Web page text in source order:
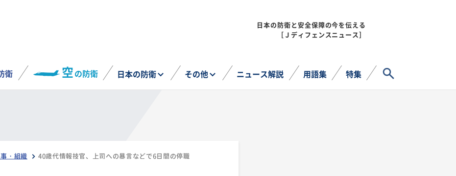
日本の防衛と安全保障の今を伝える
［Ｊディフェンスニュース］
衛 空の防衛 日本の防衛 その他 ニュース解説 用語集 特集
・組織 40歳代情報技官、上司への暴言などで6日間の停職